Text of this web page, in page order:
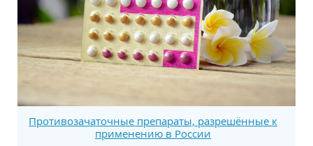
Противозачаточные препараты, разрешённые к
применению в России